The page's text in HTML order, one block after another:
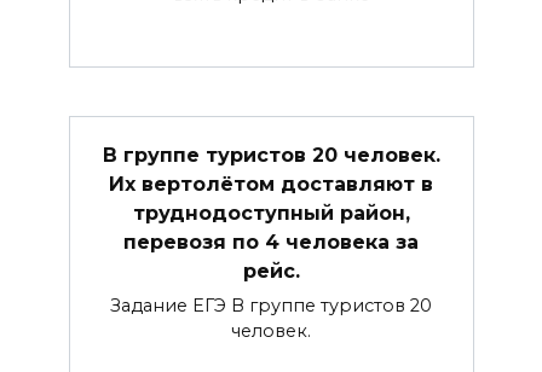
В группе туристов 20 человек.
Их вертолётом доставляют в
труднодоступный район,
перевозя по 4 человека за
рейс.
Задание ЕГЭ В группе туристов 20
человек.